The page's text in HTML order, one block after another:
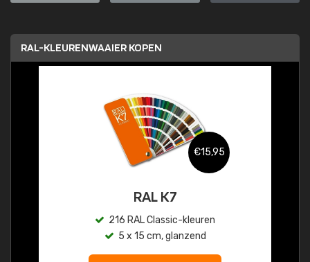
RAL-KLEURENWAAIER KOPEN
€15,95
RAL K7
216 RAL Classic-kleuren
5 x 15 cm, glanzend